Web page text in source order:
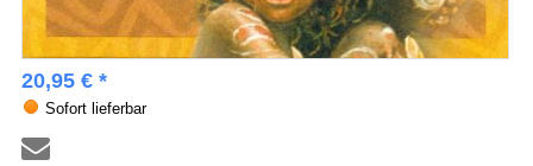
20,95 € *
Sofort lieferbar